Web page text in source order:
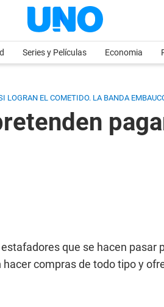
Series y Películas Economia
LOGRAN EL COMETIDO. LA BANDA
que se hacen pasar
compras de todo tipo y